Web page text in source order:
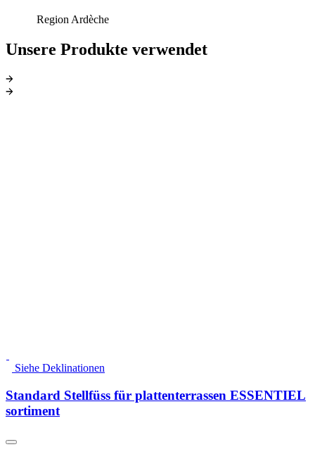
Region Ardèche
Unsere Produkte verwendet
Siehe Deklinationen
Standard Stellfüss für plattenterrassen ESSENTIEL
sortiment